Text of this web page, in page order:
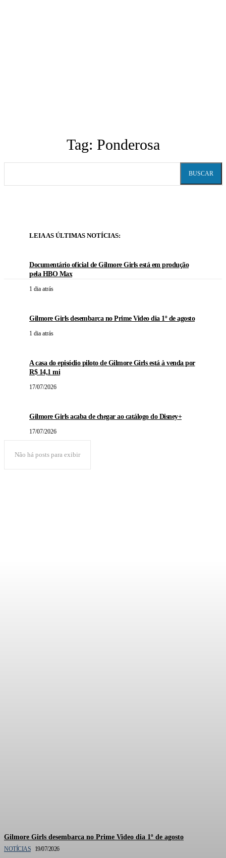
Tag: Ponderosa
BUSCAR
LEIA AS ÚLTIMAS NOTÍCIAS:
Documentário oficial de Gilmore Girls está em produção
pela HBO Max
1 dia atrás
Gilmore Girls desembarca no Prime Video dia 1º de agosto
1 dia atrás
A casa do episódio piloto de Gilmore Girls está à venda por
R$ 14,1 mi
17/07/2026
Gilmore Girls acaba de chegar ao catálogo do Disney+
17/07/2026
Não há posts para exibir
Gilmore Girls desembarca no Prime Video dia 1º de agosto
NOTÍCIAS 19/07/2026